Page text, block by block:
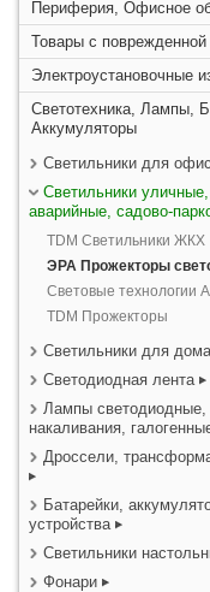
Периферия, Офисное
Товары с поврежденной
Электроустановочные
Светотехника, Лампы,
Аккумуляторы
Светильники для
Светильники
аварийные, садово-
TDM Светильники ЖКХ
ЭРА Прожекторы
Световые технологии
TDM Прожекторы
Светильники для
Светодиодная лента
Лампы
накаливания,
Дроссели,
Батарейки,
устройства
Светильники
Фонари